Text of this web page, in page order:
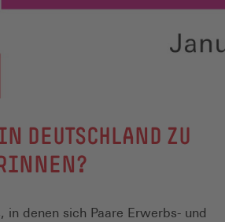
DEUTSCHLAND ZU
denen sich Paare Erwerbs- und